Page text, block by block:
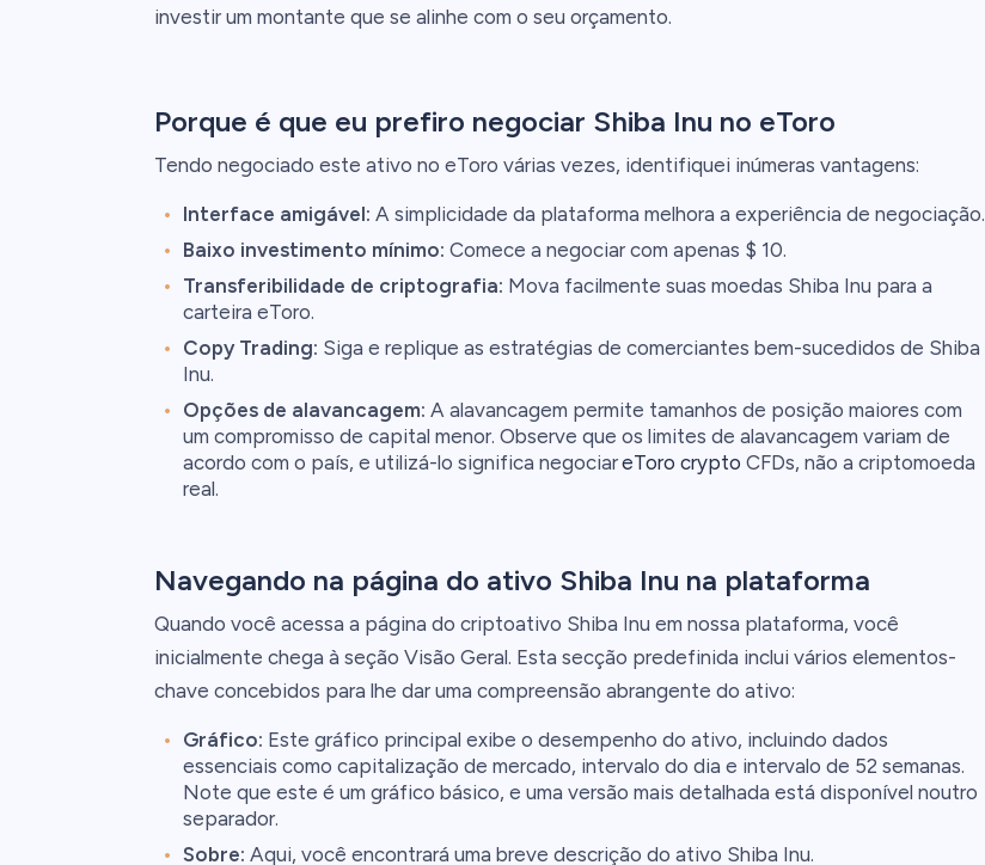
investir um montante que se alinhe com o seu orçamento.
Porque é que eu prefiro negociar Shiba Inu no eToro
Tendo negociado este ativo no eToro várias vezes, identifiquei inúmeras vantagens:
Interface amigável: A simplicidade da plataforma melhora a experiência de negociação.
Baixo investimento mínimo: Comece a negociar com apenas $ 10.
Transferibilidade de criptografia: Mova facilmente suas moedas Shiba Inu para a
carteira eToro.
Copy Trading: Siga e replique as estratégias de comerciantes bem-sucedidos de Shiba
Inu.
Opções de alavancagem: A alavancagem permite tamanhos de posição maiores com
um compromisso de capital menor. Observe que os limites de alavancagem variam de
acordo com o país, e utilizá-lo significa negociareToro crypto CFDs, não a criptomoeda
real.
Navegando na página do ativo Shiba Inu na plataforma
Quando você acessa a página do criptoativo Shiba Inu em nossa plataforma, você
inicialmente chega à seção Visão Geral. Esta secção predefinida inclui vários elementos-
chave concebidos para lhe dar uma compreensão abrangente do ativo:
Gráfico: Este gráfico principal exibe o desempenho do ativo, incluindo dados
essenciais como capitalização de mercado, intervalo do dia e intervalo de 52 semanas.
Note que este é um gráfico básico, e uma versão mais detalhada está disponível noutro
separador.
Sobre: Aqui, você encontrará uma breve descrição do ativo Shiba Inu.